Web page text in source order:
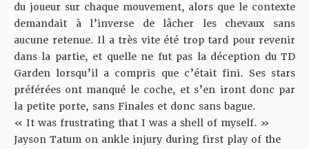
du joueur sur chaque mouvement, alors que le contexte
demandait à l’inverse de lâcher les chevaux sans
aucune retenue. Il a très vite été trop tard pour revenir
dans la partie, et quelle ne fut pas la déception du TD
Garden lorsqu’il a compris que c’était fini. Ses stars
préférées ont manqué le coche, et s’en iront donc par
la petite porte, sans Finales et donc sans bague.
« It was frustrating that I was a shell of myself. »
Jayson Tatum on ankle injury during first play of the